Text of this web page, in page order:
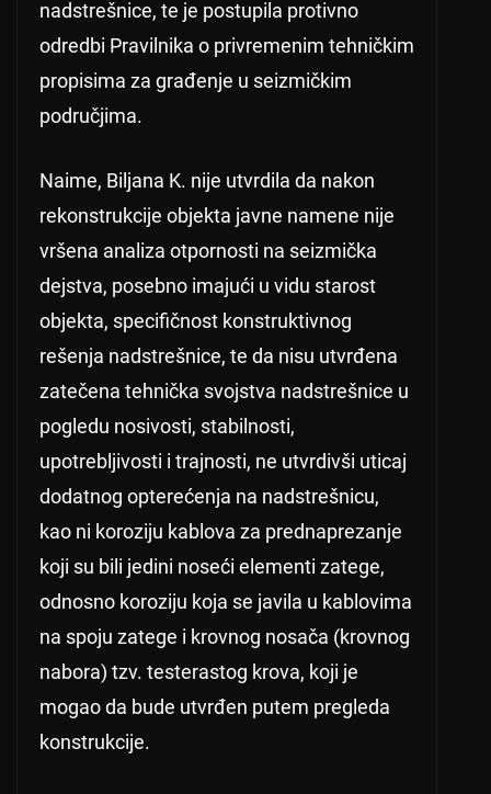
nadstrešnice, te je postupila protivno
odredbi Pravilnika o privremenim tehničkim
propisima za građenje u seizmičkim
područjima.
Naime, Biljana K. nije utvrdila da nakon
rekonstrukcije objekta javne namene nije
vršena analiza otpornosti na seizmička
dejstva, posebno imajući u vidu starost
objekta, specifičnost konstruktivnog
rešenja nadstrešnice, te da nisu utvrđena
zatečena tehnička svojstva nadstrešnice u
pogledu nosivosti, stabilnosti,
upotrebljivosti i trajnosti, ne utvrdivši uticaj
dodatnog opterećenja na nadstrešnicu,
kao ni koroziju kablova za prednaprezanje
koji su bili jedini noseći elementi zatege,
odnosno koroziju koja se javila u kablovima
na spoju zatege i krovnog nosača (krovnog
nabora) tzv. testerastog krova, koji je
mogao da bude utvrđen putem pregleda
konstrukcije.